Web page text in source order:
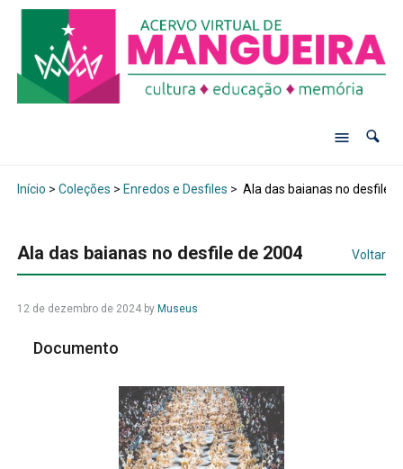
Início > Coleções > Enredos e Desfiles > Ala das baianas no desfile
Ala das baianas no desfile de 2004 Voltar
12 de dezembro de 2024by Museus
Documento